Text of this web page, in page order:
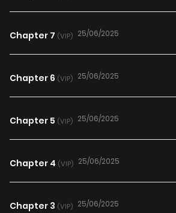
Chapter 7 (VIP) 25/06/2025
Chapter 6 (VIP) 25/06/2025
Chapter 5 (VIP) 25/06/2025
Chapter 4 (VIP) 25/06/2025
Chapter 3 (VIP) 25/06/2025